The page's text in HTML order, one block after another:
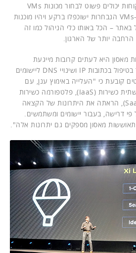
נפרדת. מתוך Prism, הלקוחות יכולים פשוט לבחור מכונות VMs
ולגבותן ביעילות. מכונות ה-VMs הנבחרות ישוכפלו ברקע ויהיו מוכנות
– הכל באותו כלי הניהול כמו זה
יותר של הארגון.
מאסון היא לעתים קרובות מייגעת
מבחינה טכנולוגית, במיוחד בטיפול בכתובות IP ושינויי DNS ליישומים
קובעת כי "העלייה באימוץ ענן, עם
מודלים של פריסה עבור תשתית כשירות (IaaS), פלטפורמה כשירות
(PaaS) ותוכנה כשירות (SaaS), הראתה את היתרונות של הקצאה
פי דרישה, בעבור יישומים ומשתמשים.
מאסון מספקים גם יתרונות אלה".